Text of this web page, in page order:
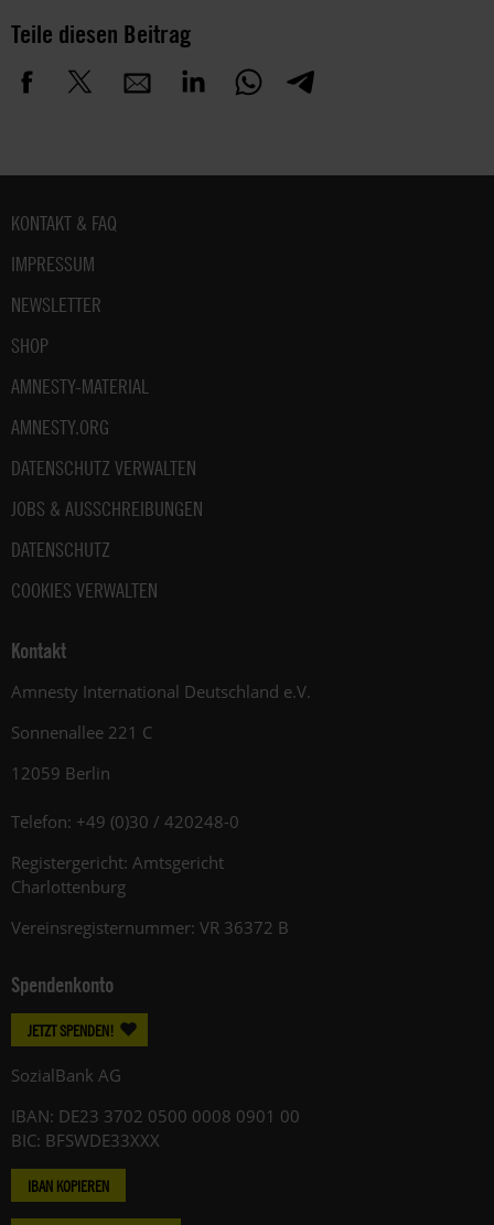
Teile diesen Beitrag
Fußbereich
KONTAKT & FAQ
IMPRESSUM
NEWSLETTER
SHOP
AMNESTY-MATERIAL
AMNESTY.ORG
DATENSCHUTZ VERWALTEN
JOBS & AUSSCHREIBUNGEN
DATENSCHUTZ
COOKIES VERWALTEN
Kontakt
Amnesty International Deutschland e.V.
Sonnenallee 221 C
12059 Berlin
Telefon: +49 (0)30 / 420248-0
Registergericht: Amtsgericht
Charlottenburg
Vereinsregisternummer: VR 36372 B
Spendenkonto
JETZT SPENDEN!
SozialBank AG
IBAN: DE23 3702 0500 0008 0901 00
BIC: BFSWDE33XXX
IBAN KOPIEREN